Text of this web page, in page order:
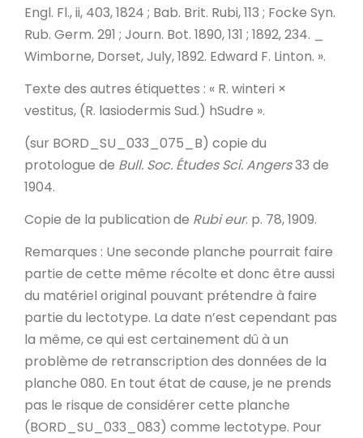
Engl. Fl., ii, 403, 1824 ; Bab. Brit. Rubi, 113 ; Focke Syn.
Rub. Germ. 291 ; Journ. Bot. 1890, 131 ; 1892, 234. _
Wimborne, Dorset, July, 1892. Edward F. Linton. ».
Texte des autres étiquettes : « R. winteri ×
vestitus, (R. lasiodermis Sud.) hSudre ».
(sur BORD_SU_033_075_B) copie du
protologue de Bull. Soc. Études Sci. Angers33 de
1904.
Copie de la publication de Rubi eur. p. 78, 1909.
Remarques : Une seconde planche pourrait faire
partie de cette même récolte et donc être aussi
du matériel original pouvant prétendre à faire
partie du lectotype. La date n’est cependant pas
la même, ce qui est certainement dû à un
problème de retranscription des données de la
planche 080. En tout état de cause, je ne prends
pas le risque de considérer cette planche
(BORD_SU_033_083) comme lectotype. Pour